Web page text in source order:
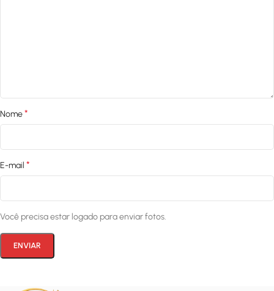
Nome*
E-mail *
Você precisa estar logado para enviar fotos.